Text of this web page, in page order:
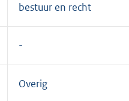
bestuur en recht
Overig